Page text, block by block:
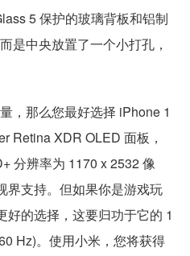
5 保护的玻璃背板和铝制
是中央放置了一个小打孔，
，那么您最好选择 iPhone 1
Retina XDR OLED 面板，
分辨率为 1170 x 2532 像
界支持。但如果你是游戏玩
好的选择，这要归功于它的 1
Hz)。使用小米，您将获得